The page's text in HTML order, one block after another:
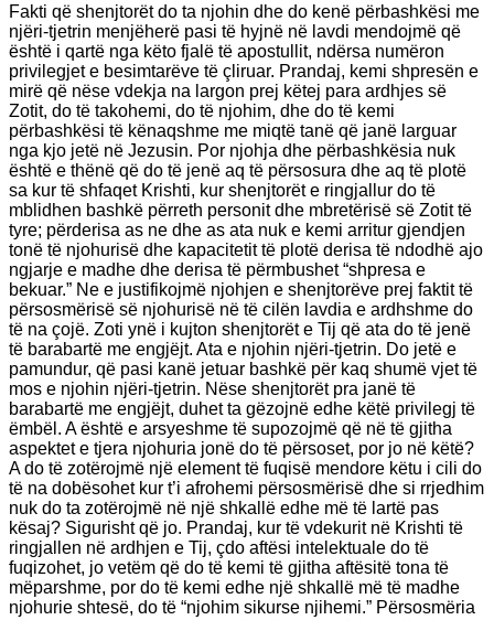
Fakti që shenjtorët do ta njohin dhe do kenë përbashkësi me
njëri-tjetrin menjëherë pasi të hyjnë në lavdi mendojmë që
është i qartë nga këto fjalë të apostullit, ndërsa numëron
privilegjet e besimtarëve të çliruar. Prandaj, kemi shpresën e
mirë që nëse vdekja na largon prej këtej para ardhjes së
Zotit, do të takohemi, do të njohim, dhe do të kemi
përbashkësi të kënaqshme me miqtë tanë që janë larguar
nga kjo jetë në Jezusin. Por njohja dhe përbashkësia nuk
është e thënë që do të jenë aq të përsosura dhe aq të plotë
sa kur të shfaqet Krishti, kur shenjtorët e ringjallur do të
mblidhen bashkë përreth personit dhe mbretërisë së Zotit të
tyre; përderisa as ne dhe as ata nuk e kemi arritur gjendjen
tonë të njohurisë dhe kapacitetit të plotë derisa të ndodhë ajo
ngjarje e madhe dhe derisa të përmbushet “shpresa e
bekuar.” Ne e justifikojmë njohjen e shenjtorëve prej faktit të
përsosmërisë së njohurisë në të cilën lavdia e ardhshme do
të na çojë. Zoti ynë i kujton shenjtorët e Tij që ata do të jenë
të barabartë me engjëjt. Ata e njohin njëri-tjetrin. Do jetë e
pamundur, që pasi kanë jetuar bashkë për kaq shumë vjet të
mos e njohin njëri-tjetrin. Nëse shenjtorët pra janë të
barabartë me engjëjt, duhet ta gëzojnë edhe këtë privilegj të
ëmbël. A është e arsyeshme të supozojmë që në të gjitha
aspektet e tjera njohuria jonë do të përsoset, por jo në këtë?
A do të zotërojmë një element të fuqisë mendore këtu i cili do
të na dobësohet kur t’i afrohemi përsosmërisë dhe si rrjedhim
nuk do ta zotërojmë në një shkallë edhe më të lartë pas
kësaj? Sigurisht që jo. Prandaj, kur të vdekurit në Krishti të
ringjallen në ardhjen e Tij, çdo aftësi intelektuale do të
fuqizohet, jo vetëm që do të kemi të gjitha aftësitë tona të
mëparshme, por do të kemi edhe një shkallë më të madhe
njohurie shtesë, do të “njohim sikurse njihemi.” Përsosmëria